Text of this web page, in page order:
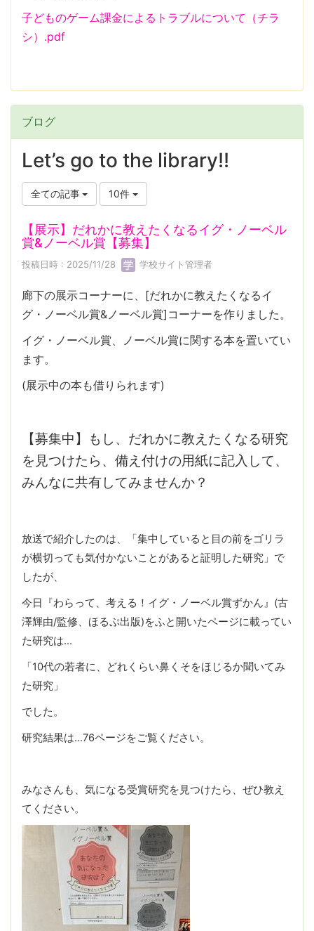
子どものゲーム課金によるトラブルについて（チラ
シ）.pdf
ブログ
Let’s go to the library!!
全ての記事 10件
【展示】だれかに教えたくなるイグ・ノーベル
賞&ノーベル賞【募集】
投稿日時 : 2025/11/28 学校サイト管理者
廊下の展示コーナーに、[だれかに教えたくなるイ
グ・ノーベル賞&ノーベル賞]コーナーを作りました。
イグ・ノーベル賞、ノーベル賞に関する本を置いてい
ます。
(展示中の本も借りられます)
【募集中】もし、だれかに教えたくなる研究
を見つけたら、備え付けの用紙に記入して、
みんなに共有してみませんか？
放送で紹介したのは、「集中していると目の前をゴリラ
が横切っても気付かないことがあると証明した研究」で
したが、
今日『わらって、考える！イグ・ノーベル賞ずかん』(古
澤輝由/監修、ほるぷ出版)をふと開いたページに載ってい
た研究は…
「10代の若者に、どれくらい鼻くそをほじるか聞いてみ
た研究」
でした。
研究結果は…76ページをご覧ください。
みなさんも、気になる受賞研究を見つけたら、ぜひ教え
てください。